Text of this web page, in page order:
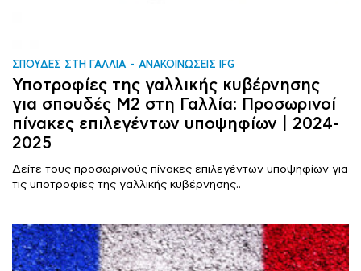
ΣΠΟΥΔΕΣ ΣΤΗ ΓΑΛΛΙΑ ΑΝΑΚΟΙΝΩΣΕΙΣ IFG
Υποτροφίες της γαλλικής κυβέρνησης
για σπουδές Μ2 στη Γαλλία: Προσωρινοί
πίνακες επιλεγέντων υποψηφίων | 2024-
2025
Δείτε τους προσωρινούς πίνακες επιλεγέντων υποψηφίων για
τις υποτροφίες της γαλλικής κυβέρνησης..